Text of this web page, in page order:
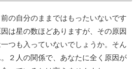
の自分のままではもったいないです
は星の数ほどありますが、その原因
つも入っていないでしょうか。そん
２人の関係で、あなたに全く原因が